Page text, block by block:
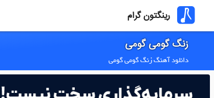
رینگتون گرام
زنگ گومی گومی
دانلود آهنگ زنگ گومی گومی